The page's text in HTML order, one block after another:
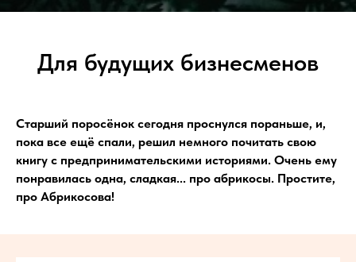
Для будущих бизнесменов
Старший поросёнок сегодня проснулся пораньше, и,
пока все ещё спали, решил немного почитать свою
книгу с предпринимательскими историями. Очень ему
понравилась одна, сладкая... про абрикосы. Простите,
про Абрикосова!